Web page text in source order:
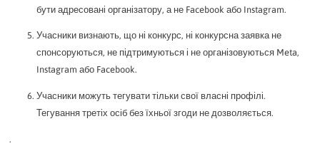
бути адресовані організатору, а не Facebook або Instagram.
Учасники визнають, що ні конкурс, ні конкурсна заявка не
спонсоруються, не підтримуються і не організовуються Meta,
Instagram або Facebook.
Учасники можуть тегувати тільки свої власні профілі.
Тегування третіх осіб без їхньої згоди не дозволяється.
.